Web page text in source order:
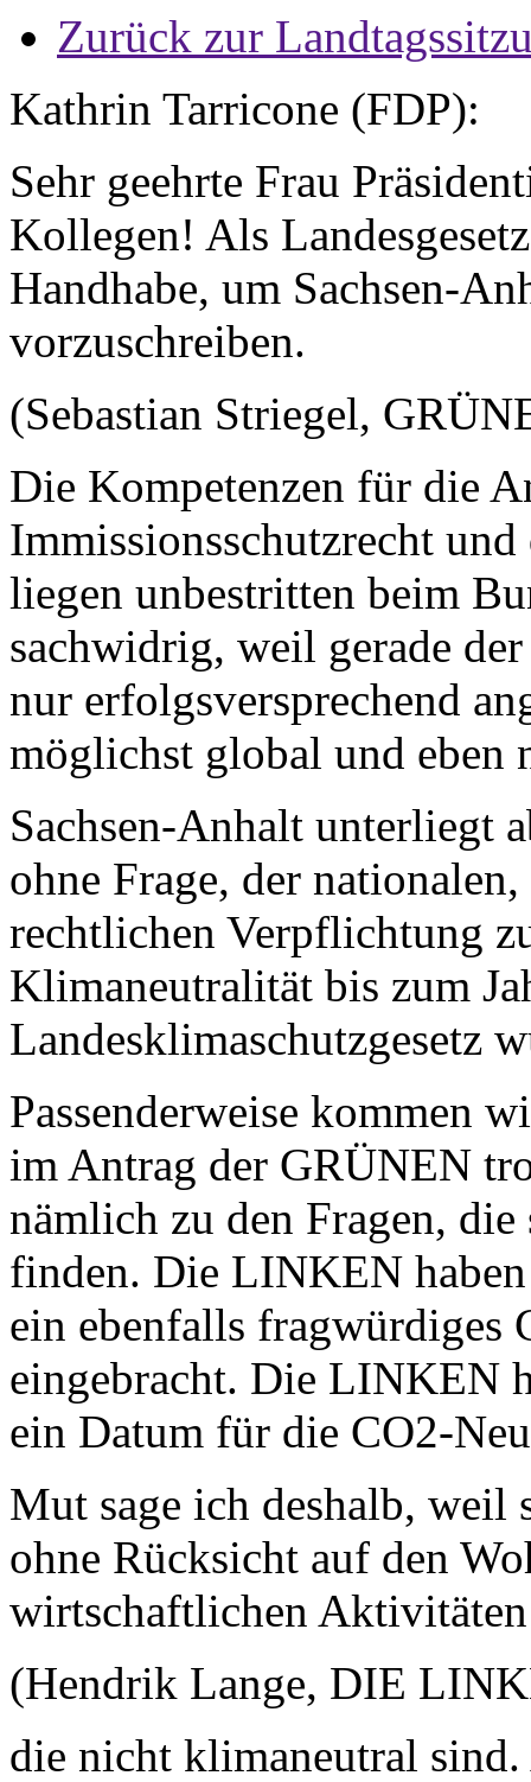
Zurück zur
Kathrin Tarricone (FDP):
Sehr geehrte Frau
Kollegen! Als
Handhabe, um Sachsen-
vorzuschreiben.
(Sebastian Striegel,
Die Kompetenzen für die
Immissionsschutzrecht
liegen unbestritten beim
sachwidrig, weil gerade
nur erfolgsversprechend
möglichst global und
Sachsen-Anhalt unterliegt
ohne Frage, der
rechtlichen Verpflichtung
Klimaneutralität bis zum
Landesklimaschutzgesetz
Passenderweise kommen
im Antrag der GRÜNEN
nämlich zu den Fragen,
finden. Die LINKEN
ein ebenfalls fragwürdiges
eingebracht. Die LINKEN
ein Datum für die CO2-
Mut sage ich deshalb, weil
ohne Rücksicht auf den
wirtschaftlichen Aktivitäten
(Hendrik Lange, DIE
die nicht klimaneutral